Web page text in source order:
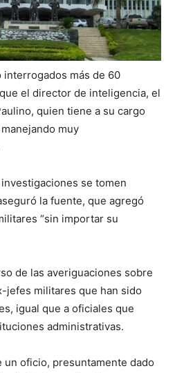
interrogados más de 60
el director de inteligencia, el
quien tiene a su cargo
muy
se tomen
la fuente, que agregó
“sin importar su
de las averiguaciones sobre
jefes militares que han sido
igual que a oficiales que
administrativas.
un oficio, presuntamente dado